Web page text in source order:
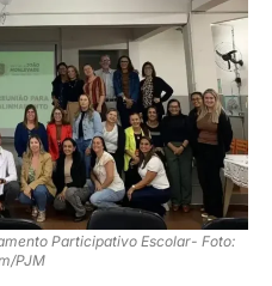
Participativo Escolar- Foto:
PJM